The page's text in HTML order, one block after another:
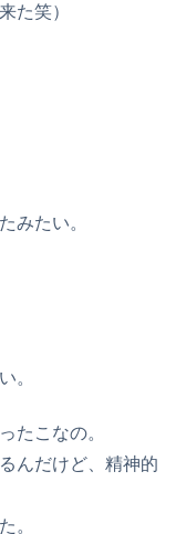
た笑）
みたい。
。
たこなの。
んだけど、精神的
。